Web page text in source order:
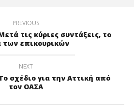
PREVIOUS
τις κύριες συντάξεις, το
των επικουρικών
NEXT
σχέδιο για την Αττική από
τον ΟΑΣΑ